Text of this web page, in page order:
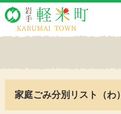
家庭ごみ分別リスト（わ）